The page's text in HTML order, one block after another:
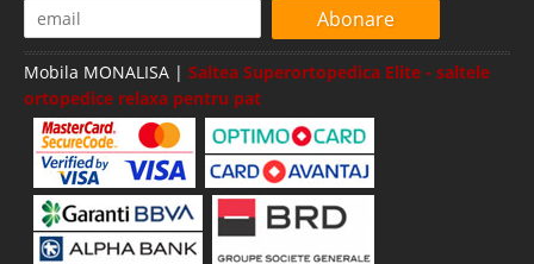
Abonare
Mobila MONALISA | Saltea Superortopedica Elite - saltele
ortopedice relaxa pentru pat